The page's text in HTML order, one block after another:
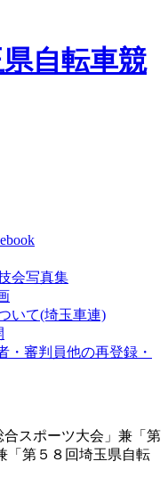
自転車競
会写真集
いて(埼玉車連)
・審判員他の再登録・
合スポーツ大会」兼「第
「第５８回埼玉県自転